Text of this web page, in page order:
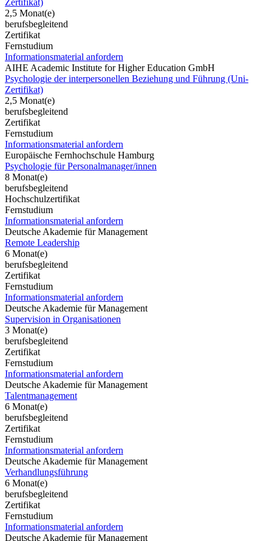
Zertifikat)
2,5 Monat(e)
berufsbegleitend
Zertifikat
Fernstudium
Informationsmaterial anfordern
AIHE Academic Institute for Higher Education GmbH
Psychologie der interpersonellen Beziehung und Führung (Uni-
Zertifikat)
2,5 Monat(e)
berufsbegleitend
Zertifikat
Fernstudium
Informationsmaterial anfordern
Europäische Fernhochschule Hamburg
Psychologie für Personalmanager/innen
8 Monat(e)
berufsbegleitend
Hochschulzertifikat
Fernstudium
Informationsmaterial anfordern
Deutsche Akademie für Management
Remote Leadership
6 Monat(e)
berufsbegleitend
Zertifikat
Fernstudium
Informationsmaterial anfordern
Deutsche Akademie für Management
Supervision in Organisationen
3 Monat(e)
berufsbegleitend
Zertifikat
Fernstudium
Informationsmaterial anfordern
Deutsche Akademie für Management
Talentmanagement
6 Monat(e)
berufsbegleitend
Zertifikat
Fernstudium
Informationsmaterial anfordern
Deutsche Akademie für Management
Verhandlungsführung
6 Monat(e)
berufsbegleitend
Zertifikat
Fernstudium
Informationsmaterial anfordern
Deutsche Akademie für Management